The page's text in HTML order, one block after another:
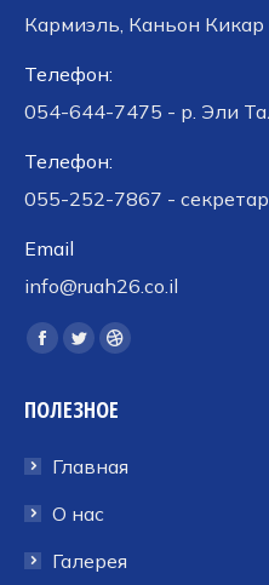
Кармиэль, Каньон
Телефон:
054-644-7475 - р. Эли
Телефон:
055-252-7867 -
Email
info@ruah26.co.il
Ищите нас:
Страница
открывается
новом
окне
Страница
открывается
новом
окне
Страница
открывается
новом
ПОЛЕЗНОЕ
Главная
О нас
Галерея